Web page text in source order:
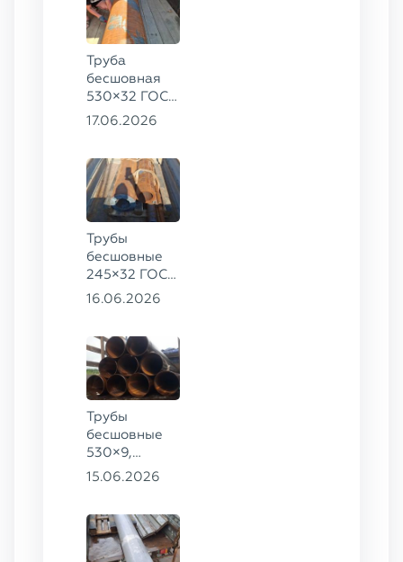
Труба
бесшовная
530×32 ГОСТ
8732-78, ст.
17.06.2026
Трубы
бесшовные
245×32 ГОСТ
8732-78, ст.
16.06.2026
Трубы
бесшовные
530×9,
530×10 ст.
15.06.2026